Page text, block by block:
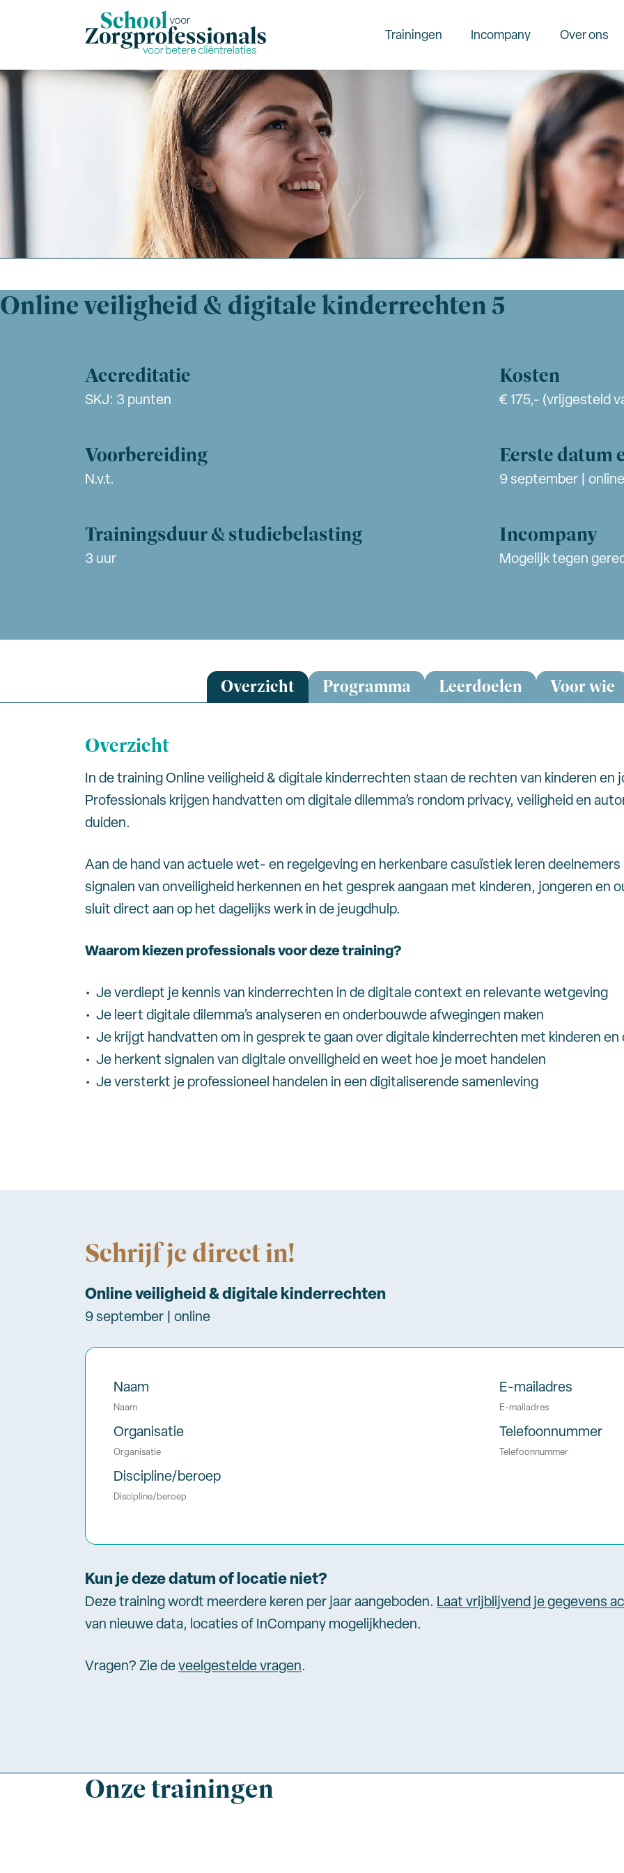
Trainingen Incompany Over ons
Online veiligheid & digitale kinderrechten5
Accreditatie
SKJ: 3 punten
Kosten
€ 175,- (vrijgesteld
Voorbereiding
N.v.t.
Eerste datum
9 september | online
Trainingsduur & studiebelasting
3 uur
Incompany
Mogelijk tegen
Overzicht Programma Leerdoelen Voor wie
Overzicht
In de training Online veiligheid & digitale kinderrechten staan de rechten van kinderen en
Professionals krijgen handvatten om digitale dilemma’s rondom privacy, veiligheid en
duiden.
Aan de hand van actuele wet- en regelgeving en herkenbare casuïstiek leren
signalen van onveiligheid herkennen en het gesprek aangaan met kinderen, jongeren en
sluit direct aan op het dagelijks werk in de jeugdhulp.
Waarom kiezen professionals voor deze training?
Je verdiept je kennis van kinderrechten in de digitale context en relevante wetgeving
Je leert digitale dilemma’s analyseren en onderbouwde afwegingen maken
Je krijgt handvatten om in gesprek te gaan over digitale kinderrechten met kinderen en
Je herkent signalen van digitale onveiligheid en weet hoe je moet handelen
Je versterkt je professioneel handelen in een digitaliserende samenleving
Schrijf je direct in!
Online veiligheid & digitale kinderrechten
9 september | online
Naam
Organisatie
Discipline/beroep
E-mailadres
Telefoonnummer
Kun je deze datum of locatie niet?
Deze training wordt meerdere keren per jaar aangeboden. Laat vrijblijvend je gegevens
van nieuwe data, locaties of InCompany mogelijkheden.
Vragen? Zie deveelgestelde vragen.
Onze trainingen